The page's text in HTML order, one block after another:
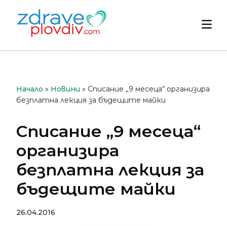
съдържанието
Начало » Новини » Списание „9 месеца“ организира
безплатна лекция за бъдещите майки
Списание „9 месеца“
организира
безплатна лекция за
бъдещите майки
26.04.2016